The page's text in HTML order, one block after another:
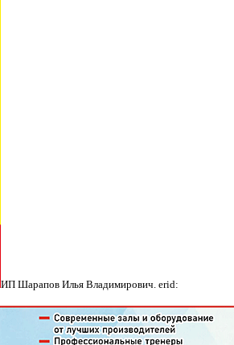
ИП Шарапов Илья Владимирович. erid: